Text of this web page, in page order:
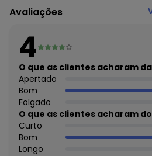
Código do produto: 7950510
Modelagem: Ampla
Comprimento da Manga: Longa
Modelo da Manga: Ampla
Decote Frente : Canoa
Fornecedor: MEU JEANS INDUSTRIA
37.301.679/0001-69
Feito: Brasil
Cuidados para conservação do
as instruções da etiqueta. Não
sombra.
Observação: Devido a
Avaliações
4
O que as clientes acharam
Apertado
Bom
Folgado
O que as clientes acharam
Curto
Bom
Longo